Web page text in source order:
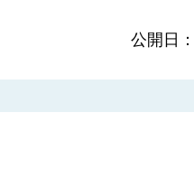
公開日